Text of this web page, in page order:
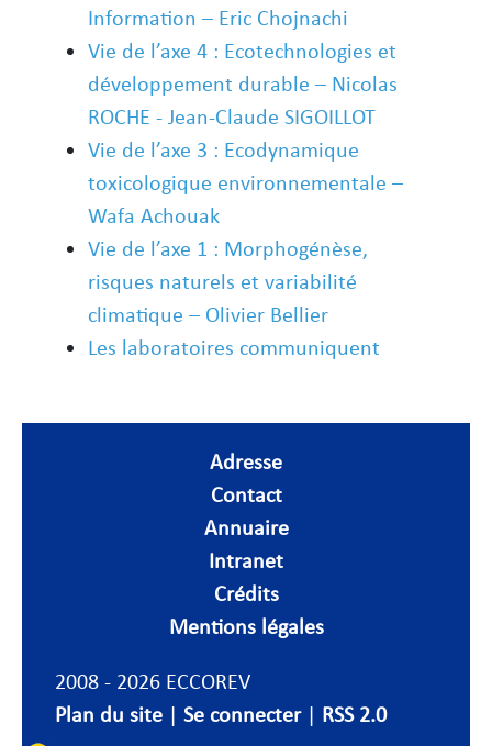
Information – Eric Chojnachi
Vie de l’axe 4 : Ecotechnologies et
développement durable – Nicolas
ROCHE - Jean-Claude SIGOILLOT
Vie de l’axe 3 : Ecodynamique
toxicologique environnementale –
Wafa Achouak
Vie de l’axe 1 : Morphogénèse,
risques naturels et variabilité
climatique – Olivier Bellier
Les laboratoires communiquent
Adresse
Contact
Annuaire
Intranet
Crédits
Mentions légales
2008 - 2026 ECCOREV
Plan du site | Se connecter| RSS 2.0